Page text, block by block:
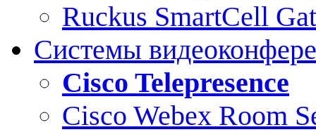
Ruckus SmartCell
Системы
Cisco Telepresence
Cisco Webex Room